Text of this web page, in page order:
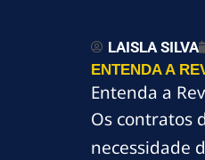
LAISLA SILVA
ENTENDA A
Entenda a
Os contratos
necessidade